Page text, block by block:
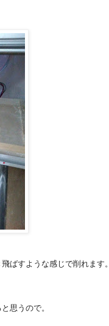
ばすような感じで削れます。
思うので。